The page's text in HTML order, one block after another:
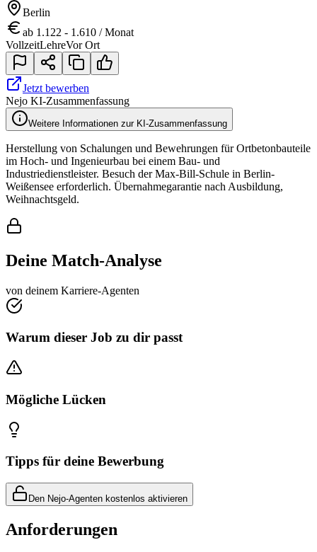
Berlin
ab 1.122 - 1.610 / Monat
VollzeitLehreVor Ort
Jetzt bewerben
Nejo KI-Zusammenfassung
Weitere Informationen zur KI-Zusammenfassung
Herstellung von Schalungen und Bewehrungen für Ortbetonbauteile
im Hoch- und Ingenieurbau bei einem Bau- und
Industriedienstleister. Besuch der Max-Bill-Schule in Berlin-
Weißensee erforderlich. Übernahmegarantie nach Ausbildung,
Weihnachtsgeld.
Deine Match-Analyse
von deinem Karriere-Agenten
Warum dieser Job zu dir passt
Mögliche Lücken
Tipps für deine Bewerbung
Den Nejo-Agenten kostenlos aktivieren
Anforderungen